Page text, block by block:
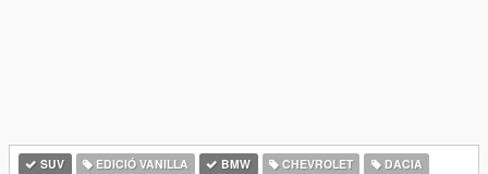
SUV EDICIÓ VANILLA BMW CHEVROLET
DACIA